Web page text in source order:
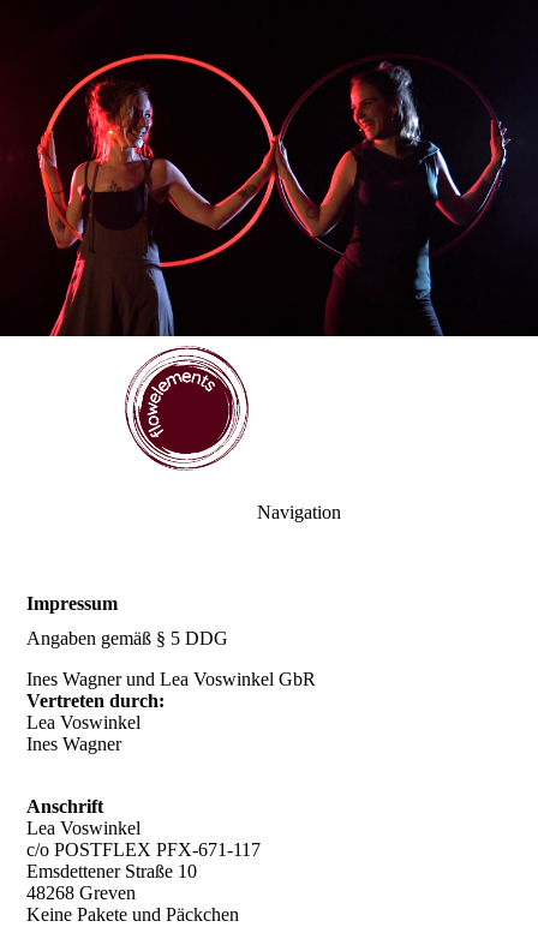
Navigation
Impressum
Angaben gemäß § 5 DDG
Ines Wagner und Lea Voswinkel GbR
Vertreten durch:
Lea Voswinkel
Ines Wagner
Anschrift
Lea Voswinkel
c/o POSTFLEX PFX-671-117
Emsdettener Straße 10
48268 Greven
Keine Pakete und Päckchen